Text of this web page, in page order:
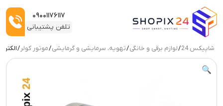
۰۹۰۰۱۱۷۶۱۱۷
تلفن پشتیبانی
شاپیکس 24 /لوازم برقی و خانگی/تهویه، سرمایشی و گرمایشی/موتور کولر/
🔍